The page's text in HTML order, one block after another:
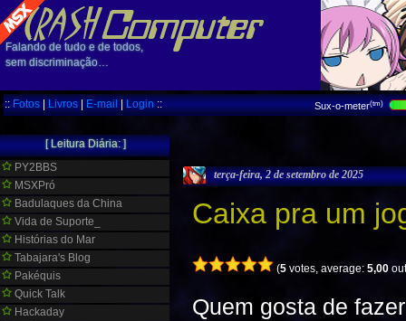
Falando de tudo e de todos,
sem discriminação…
::Fotos|Livros|E-mail|Login:: Sux-o-meter(tm)
terça-feira, 2 de setembro de 2025
Caixa pra um
(5 votes, average:5,00
Quem gosta de
[ Leitura Diária: ]
PY2BBS
MSXPró
Badulaques da China
Vida de Suporte_
Histórias do Mar
Tabajara's Blog
Pakéquis
Quick Talk
Hackaday